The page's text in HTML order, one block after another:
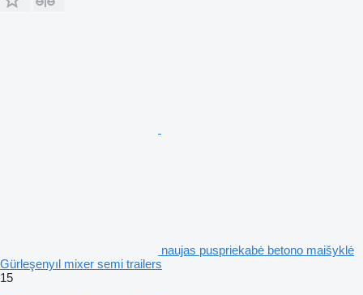
naujas puspriekabė betono maišyklė
Gürleşenyıl mixer semi trailers
15